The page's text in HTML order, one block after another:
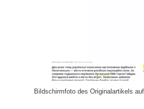
Bildschirmfoto des Originalartikels